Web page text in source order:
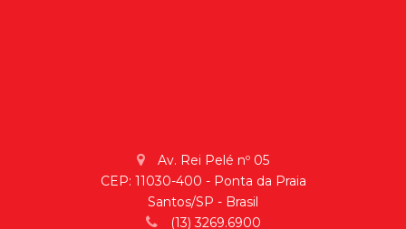
Av. Rei Pelé nº 05
CEP: 11030-400 - Ponta da Praia
Santos/SP - Brasil
(13) 3269.6900